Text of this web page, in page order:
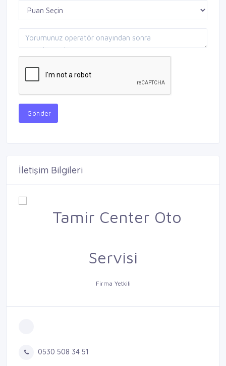
Gönder
İletişim Bilgileri
Firma Yetkili
0530 508 34 51